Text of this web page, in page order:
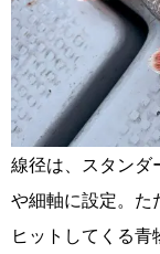
線径は、スタンダ
や細軸に設定。た
ヒットしてくる